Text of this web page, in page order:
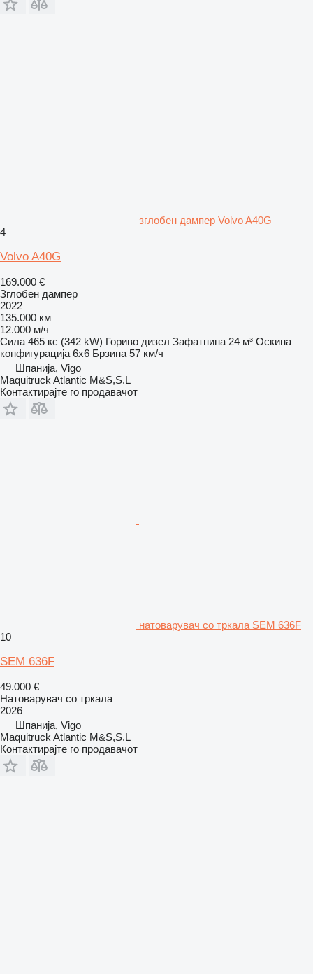
зглобен дампер Volvo A40G
4
Volvo A40G
169.000 €
Зглобен дампер
2022
135.000 км
12.000 м/ч
Сила 465 кс (342 kW) Гориво дизел Зафатнина 24 м³ Оскина
конфигурација 6x6 Брзина 57 км/ч
Шпанија, Vigo
Maquitruck Atlantic M&S,S.L
Контактирајте го продавачот
натоварувач со тркала SEM 636F
10
SEM 636F
49.000 €
Натоварувач со тркала
2026
Шпанија, Vigo
Maquitruck Atlantic M&S,S.L
Контактирајте го продавачот